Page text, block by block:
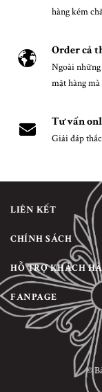
hàng kém
Order cả
Ngoài
mặt hàng
Tư vấn
Giải đáp
LIÊN KẾT
CHÍNH SÁCH
HỖ TRỢ KHÁCH
FANPAGE
©